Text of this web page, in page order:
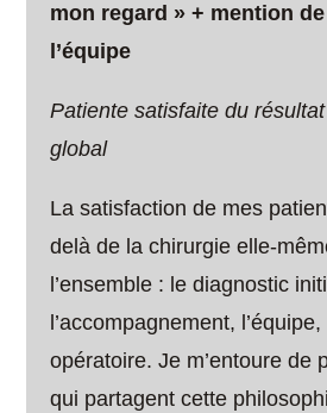
mon regard » + mention
l’équipe
Patiente satisfaite du
global
La satisfaction de mes
delà de la chirurgie elle-
l’ensemble : le diagnostic
l’accompagnement,
opératoire. Je m’entoure de
qui partagent cette